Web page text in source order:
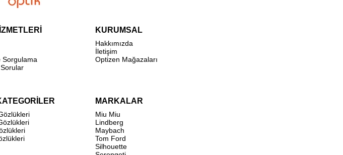
Sorgulama
KURUMSAL
Hakkımızda
İletişim
Optizen Mağazaları
MARKALAR
Miu Miu
Lindberg
Maybach
Tom Ford
Silhouette